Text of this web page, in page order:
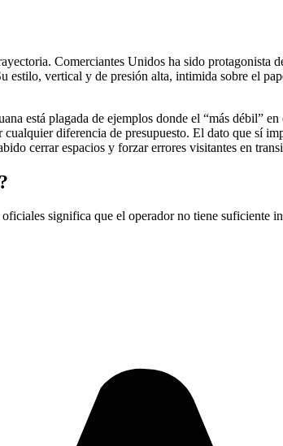
Comerciantes Unidos ha sido protagonista
estilo, vertical y de presión alta, intimida sobre el
está plagada de ejemplos donde el “más débil”
diferencia de presupuesto. El dato que sí
cerrar espacios y forzar errores visitantes en
significa que el operador no tiene suficiente